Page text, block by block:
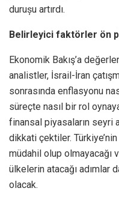
durușu artırdı.
Belirleyici faktörler ön
Ekonomik Bakış’a
analistler, İsrail-İran
sonrasında enflasyonu
süreçte nasıl bir rol
finansal piyasaların seyri
dikkati çektiler.
müdahil olup olmayacağı
ülkelerin atacağı adımlar
olacak.